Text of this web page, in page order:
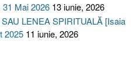
31 Mai 2026 13 iunie, 2026
LENEA SPIRITUALĂ [Isaia
2025 11 iunie, 2026